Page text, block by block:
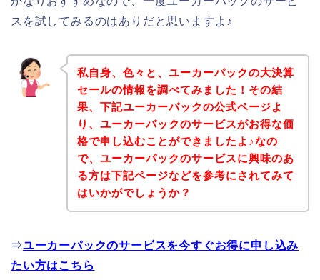
スを試してみるのはありだと思いますよ♪
私自身、色々と、ユーカーパックの大決算
セールの情報を調べてみました！その結
果、下記ユーカーパックの公式ページよ
り、ユーカーパックのサービスがお得な価
格で申し込むことができましたよ♪なの
で、ユーカーパックのサービスに興味のあ
る方は下記ページなどを参考にされてみて
はいかがでしょうか？
⇒ユーカーパックのサービスを今すぐお得に申し込み
たい方はこちら